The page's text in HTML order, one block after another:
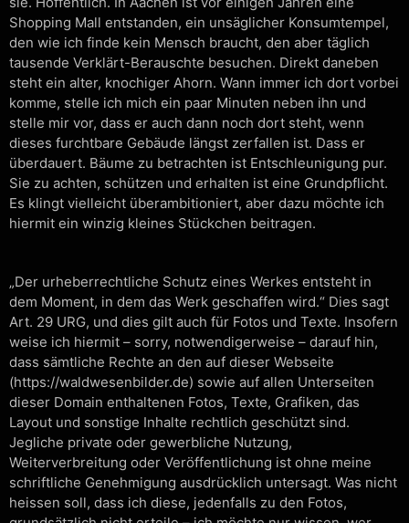
Shopping Mall entstanden, ein unsäglicher Konsumtempel,
den wie ich finde kein Mensch braucht, den aber täglich
tausende Verklärt-Berauschte besuchen. Direkt daneben
steht ein alter, knochiger Ahorn. Wann immer ich dort vorbei
komme, stelle ich mich ein paar Minuten neben ihn und
stelle mir vor, dass er auch dann noch dort steht, wenn
dieses furchtbare Gebäude längst zerfallen ist. Dass er
überdauert. Bäume zu betrachten ist Entschleunigung pur.
Sie zu achten, schützen und erhalten ist eine Grundpflicht.
Es klingt vielleicht überambitioniert, aber dazu möchte ich
hiermit ein winzig kleines Stückchen beitragen.
„Der urheberrechtliche Schutz eines Werkes entsteht in
dem Moment, in dem das Werk geschaffen wird.“ Dies sagt
Art. 29 URG, und dies gilt auch für Fotos und Texte. Insofern
weise ich hiermit – sorry, notwendigerweise – darauf hin,
dass sämtliche Rechte an den auf dieser Webseite
(https://waldwesenbilder.de) sowie auf allen Unterseiten
dieser Domain enthaltenen Fotos, Texte, Grafiken, das
Layout und sonstige Inhalte rechtlich geschützt sind.
Jegliche private oder gewerbliche Nutzung,
Weiterverbreitung oder Veröffentlichung ist ohne meine
schriftliche Genehmigung ausdrücklich untersagt. Was nicht
heissen soll, dass ich diese, jedenfalls zu den Fotos,